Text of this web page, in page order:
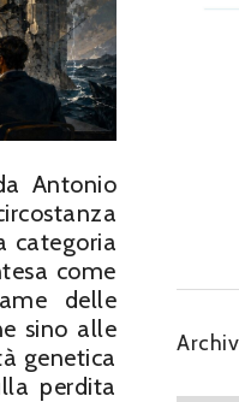
Antonio
categoria
come
delle
sino alle
genetica
perdita